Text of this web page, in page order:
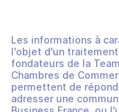
Les informations à
l'objet d'un traitement
fondateurs de la
Chambres de
permettent de
adresser une